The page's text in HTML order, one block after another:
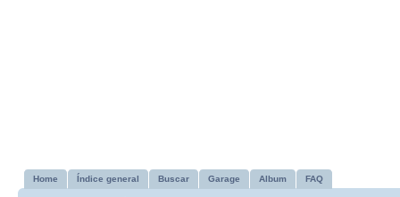
Home Índice general Buscar Garage Album FAQ